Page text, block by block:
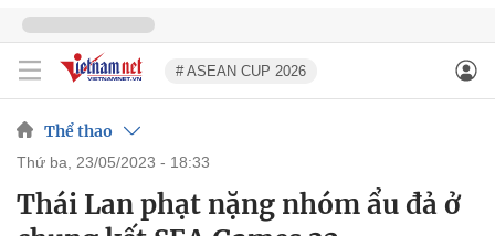
# ASEAN CUP 2026
Thể thao
thứ ba, 23/05/2023 - 18:33
Thái Lan phạt nặng nhóm ẩu đả ở